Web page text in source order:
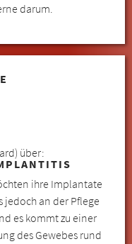
darum.
über:
ihre Implantate
jedoch an der Pflege
es kommt zu einer
des Gewebes rund